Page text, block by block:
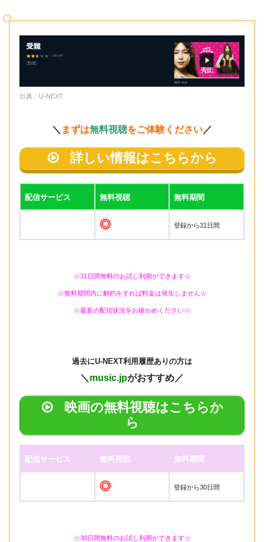
出典：U-NEXT
＼ まずは無料視聴をご体験ください／
詳しい情報はこちらから
配信サービス 無料視聴 無料期間
◎ 登録から31日間
☆31日間無料のお試し利用ができます☆
☆無料期間内に解約をすれば料金は発生しません☆
☆最新の配信状況をお確かめください☆
過去にU-NEXT利用履歴ありの方は
＼ music.jpがおすすめ／
映画の無料視聴はこちらか
ら
配信サービス 無料視聴 無料期間
◎ 登録から30日間
☆30日間無料のお試し利用ができます☆